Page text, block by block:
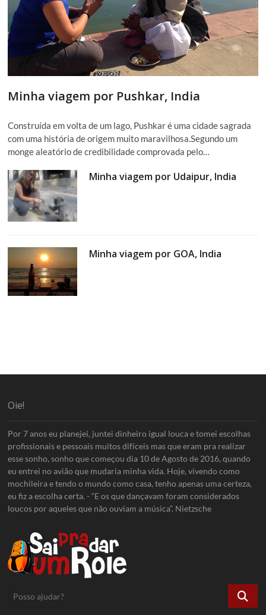
Minha viagem por Pushkar, India
Construída em volta de um lago, Pushkar é uma cidade sagrada
com uma história de origem muito maravilhosa.Segundo um
monge aleatório de credibilidade comprovada pelo…
Minha viagem por Udaipur, India
Minha viagem por GOA, India
Oie!
Por 7 anos eu planejei, juntei dinheiro igual louca e tomei escolhas
profissionais e pessoais muitos difíceis mas que eram pra realizar
esse sonho, sonho que começou dia 10 de Agosto de 2016, quando
eu entrei no avião que mudaria minha vida. Hoje, vivendo como
mochileira e tendo o mundo como casa, tenho apenas uma certeza,
eu fiz a escolha certa. - “E os que dançavam foram considerados
loucos por aqueles que não ouviam a música”. Nietzsche
Posso
ajudar?